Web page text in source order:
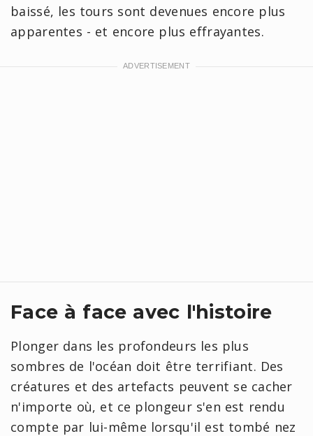
baissé, les tours sont devenues encore plus
apparentes - et encore plus effrayantes.
Face à face avec l'histoire
Plonger dans les profondeurs les plus
sombres de l'océan doit être terrifiant. Des
créatures et des artefacts peuvent se cacher
n'importe où, et ce plongeur s'en est rendu
compte par lui-même lorsqu'il est tombé nez